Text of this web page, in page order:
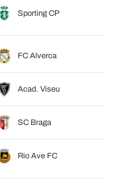
Sporting CP
FC Alverca
Acad. Viseu
SC Braga
Rio Ave FC